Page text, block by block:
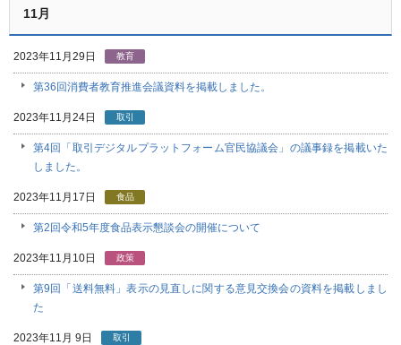
11月
2023年11月29日 教育
第36回消費者教育推進会議資料を掲載しました。
2023年11月24日 取引
第4回「取引デジタルプラットフォーム官民協議会」の議事録を掲載いた
しました。
2023年11月17日 食品
第2回令和5年度食品表示懇談会の開催について
2023年11月10日 政策
第9回「送料無料」表示の見直しに関する意見交換会の資料を掲載しまし
た
2023年11月 9日 取引